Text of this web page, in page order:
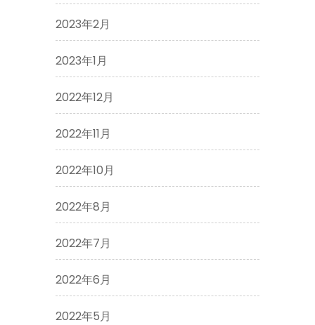
2023年2月
2023年1月
2022年12月
2022年11月
2022年10月
2022年8月
2022年7月
2022年6月
2022年5月